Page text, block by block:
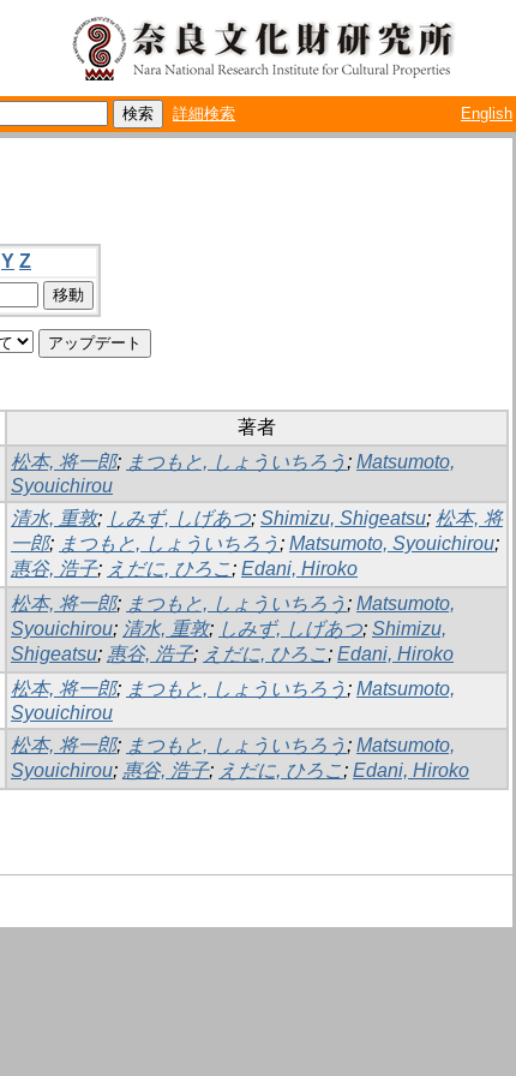
詳細検索 English
Y Z
著者
松本, 将一郎; まつもと, しょういちろう ; Matsumoto,
Syouichirou
清水, 重敦; しみず, しげあつ; Shimizu, Shigeatsu; 松本, 将
一郎; まつもと, しょういちろう ; Matsumoto, Syouichirou;
惠谷, 浩子; えだに, ひろこ; Edani, Hiroko
松本, 将一郎; まつもと, しょういちろう ; Matsumoto,
Syouichirou; 清水, 重敦; しみず, しげあつ; Shimizu,
Shigeatsu; 惠谷, 浩子; えだに, ひろこ; Edani, Hiroko
松本, 将一郎; まつもと, しょういちろう ; Matsumoto,
Syouichirou
松本, 将一郎; まつもと, しょういちろう ; Matsumoto,
Syouichirou; 惠谷, 浩子; えだに, ひろこ; Edani, Hiroko